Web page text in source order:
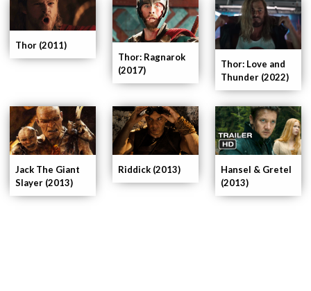
Thor: Love and
Thunder (2022)
Thor: Ragnarok
(2017)
Thor (2011)
Hansel & Gretel
(2013)
Riddick (2013)
Jack The Giant
Slayer (2013)